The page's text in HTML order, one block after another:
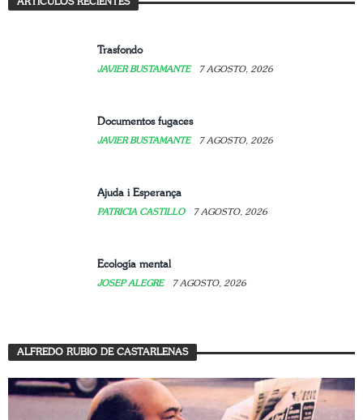
ARTÍCULOS RECIENTES
JAVIER BUSTAMANTE 7 AGOSTO, 2026
Trasfondo
JAVIER BUSTAMANTE 7 AGOSTO, 2026
Documentos fugaces
JAVIER BUSTAMANTE 7 AGOSTO, 2026
Ajuda i Esperança
PATRICIA CASTILLO 7 AGOSTO, 2026
Ecología mental
JOSEP ALEGRE 7 AGOSTO, 2026
ALFREDO RUBIO DE CASTARLENAS